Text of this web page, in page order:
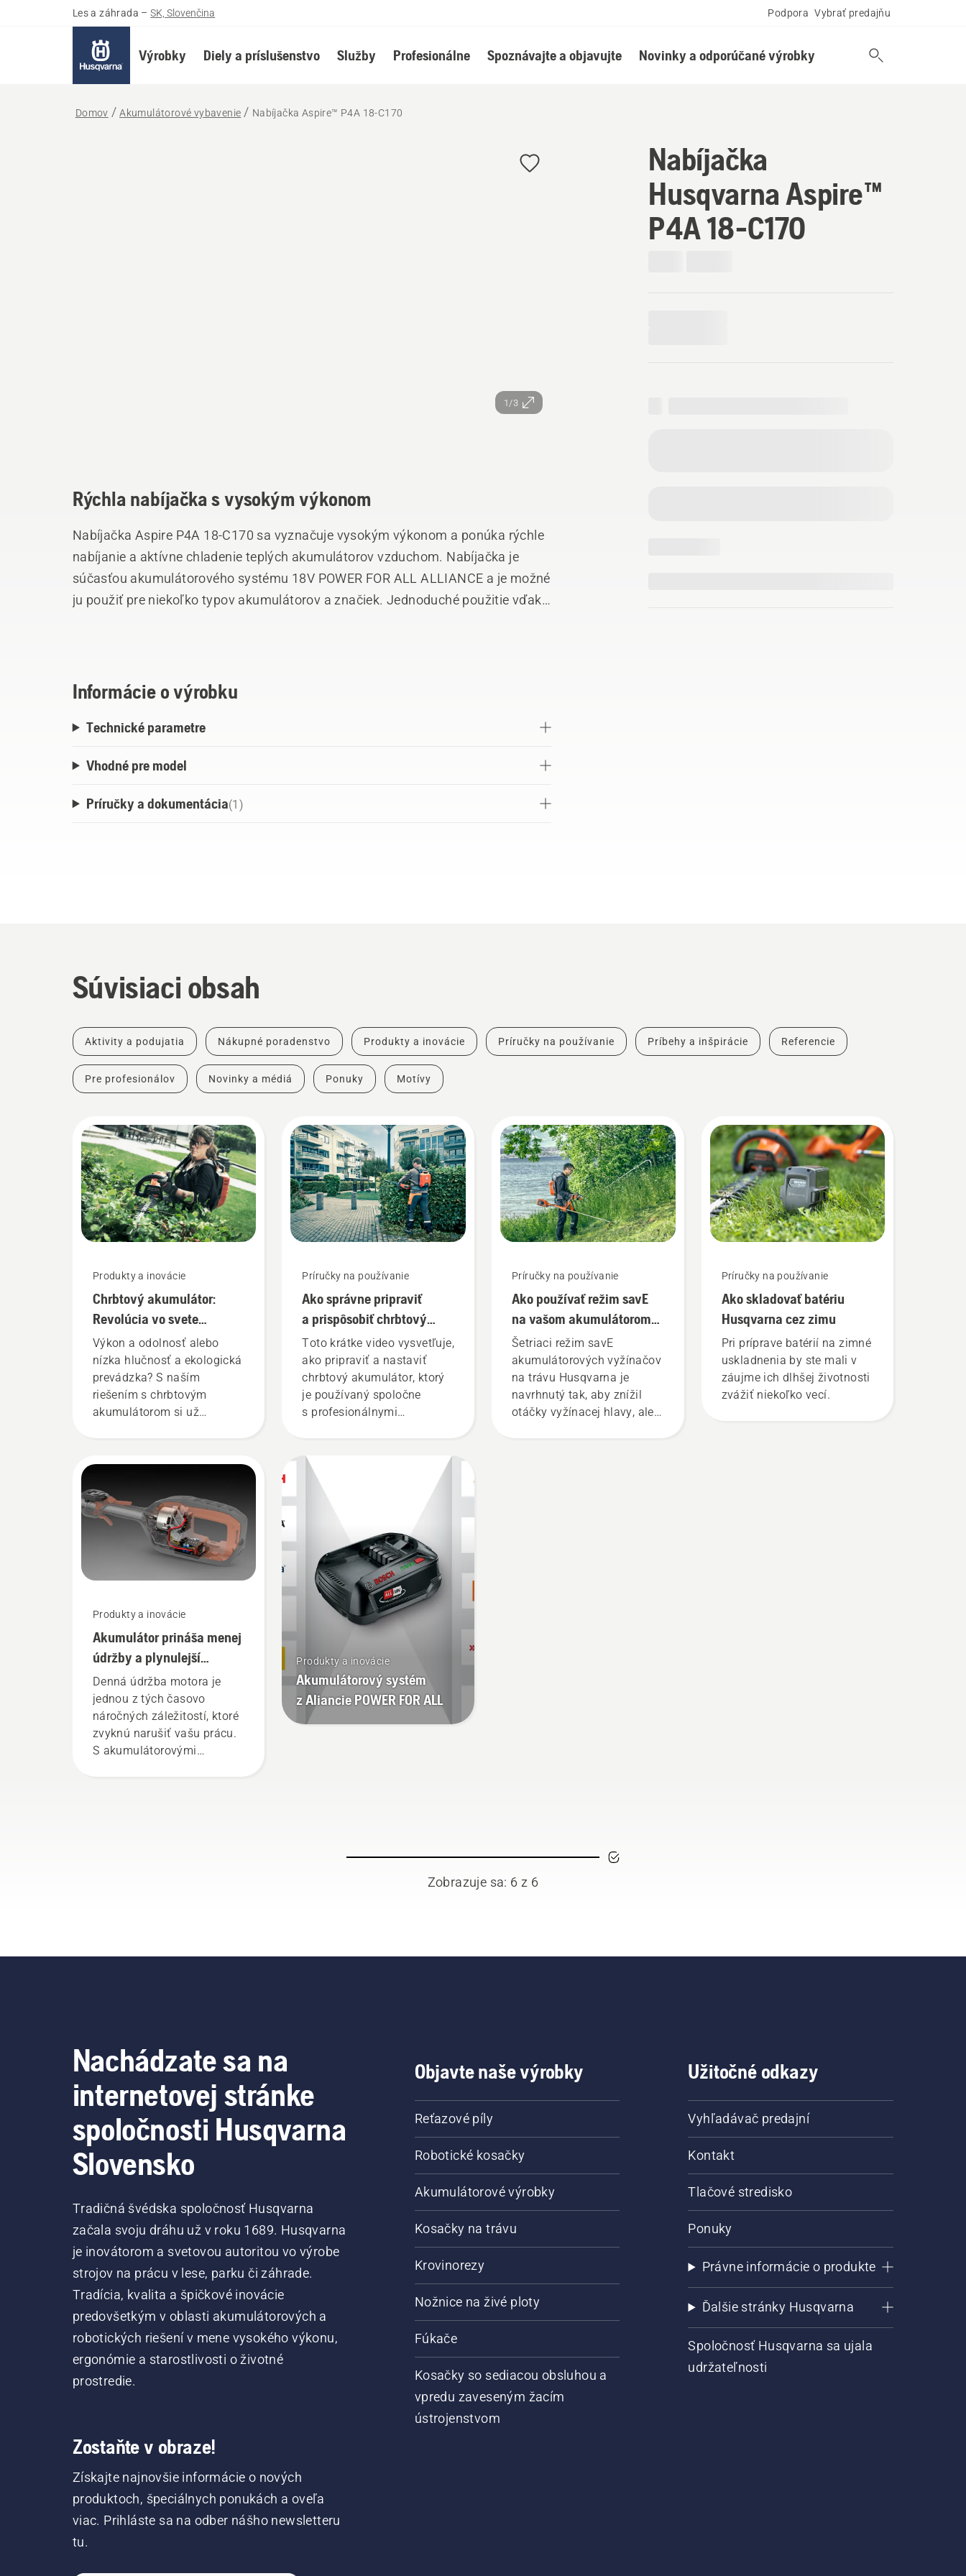
Les a záhrada – SK, Slovenčina Podpora Vybrať predajňu
Výrobky Diely a príslušenstvo Služby Profesionálne Spoznávajte a objavujte Novinky a odporúčané výrobky
Domov Akumulátorové vybavenie Nabíjačka Aspire™ P4A 18-C170
1/3
Nabíjačka
Husqvarna Aspire™
P4A 18-C170
Rýchla nabíjačka s vysokým výkonom
Nabíjačka Aspire P4A 18-C170 sa vyznačuje vysokým výkonom a ponúka rýchle
nabíjanie a aktívne chladenie teplých akumulátorov vzduchom. Nabíjačka je
súčasťou akumulátorového systému 18V POWER FOR ALL ALLIANCE a je možné
ju použiť pre niekoľko typov akumulátorov a značiek. Jednoduché použitie vďaka
Informácie o výrobku
Technické parametre
Vhodné pre model
Príručky a dokumentácia(1 )
Súvisiaci obsah
Aktivity a podujatia Nákupné poradenstvo Produkty a inovácie Príručky na používanie Príbehy a inšpirácie Referencie
Pre profesionálov Novinky a médiá Ponuky Motívy
Produkty a inovácie
Chrbtový akumulátor:
Revolúcia vo svete
ručných akumulátorových
nástrojov
Výkon a odolnosť alebo
nízka hlučnosť a ekologická
prevádzka? S naším
riešením s chrbtovým
akumulátorom si už
akumulátorových produktov
hovorí Johan Svennung,
produktový manažér pre
oblasť elektrických,
akumulátorových ručných
zariadení spoločnosti
Husqvarna.
Produkty a inovácie
Akumulátor prináša menej
údržby a plynulejší
pracovný deň
Denná údržba motora je
jednou z tých časovo
náročných záležitostí, ktoré
zvyknú narušiť vašu prácu.
S akumulátorovými
Príručky na používanie
Ako správne pripraviť
a prispôsobiť chrbtový
akumulátor
Toto krátke video vysvetľuje,
ako pripraviť a nastaviť
chrbtový akumulátor, ktorý
je používaný spoločne
s profesionálnymi
Správne prispôsobený
chrbtový akumulátor
poskytuje lepšie pohodlie
používaní, preto zvládnete
pracovať bez prestávok
dlhšie.
Produkty a inovácie
Akumulátorový systém
z Aliancie POWER FOR ALL
Príručky na používanie
Ako používať režim savE
na vašom akumulátorom
vyžínači trávy
Šetriaci režim savE
akumulátorových vyžínačov
na trávu Husqvarna je
navrhnutý tak, aby znížil
otáčky vyžínacej hlavy, ale
Príručky na používanie
Ako skladovať batériu
Husqvarna cez zimu
Pri príprave batérií na zimné
uskladnenia by ste mali v
záujme ich dlhšej životnosti
zvážiť niekoľko vecí.
Zobrazuje sa: 6 z 6
Nachádzate sa na
internetovej stránke
spoločnosti Husqvarna
Slovensko
Tradičná švédska spoločnosť Husqvarna
začala svoju dráhu už v roku 1689. Husqvarna
je inovátorom a svetovou autoritou vo výrobe
strojov na prácu v lese, parku či záhrade.
Tradícia, kvalita a špičkové inovácie
predovšetkým v oblasti akumulátorových a
robotických riešení v mene vysokého výkonu,
ergonómie a starostlivosti o životné
prostredie.
Zostaňte v obraze!
Získajte najnovšie informácie o nových
produktoch, špeciálnych ponukách a oveľa
viac. Prihláste sa na odber nášho newsletteru
tu.
Objavte naše výrobky
Reťazové píly
Robotické kosačky
Akumulátorové výrobky
Kosačky na trávu
Krovinorezy
Nožnice na živé ploty
Fúkače
Kosačky so sediacou obsluhou a
vpredu zaveseným žacím
ústrojenstvom
Užitočné odkazy
Vyhľadávač predajní
Kontakt
Tlačové stredisko
Ponuky
Právne informácie o produkte
Ďalšie stránky Husqvarna
Spoločnosť Husqvarna sa ujala
udržateľnosti